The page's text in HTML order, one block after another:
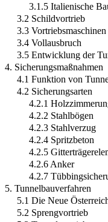
3.1.5 Italienische
3.2 Schildvortrieb
3.3 Vortriebsmaschinen
3.4 Vollausbruch
3.5 Entwicklung der
4. Sicherungsmaßnahmen
4.1 Funktion von
4.2 Sicherungsarten
4.2.1
4.2.2 Stahlbögen
4.2.3 Stahlverzug
4.2.4 Spritzbeton
4.2.5
4.2.6 Anker
4.2.7
5. Tunnelbauverfahren
5.1 Die Neue
5.2 Sprengvortrieb